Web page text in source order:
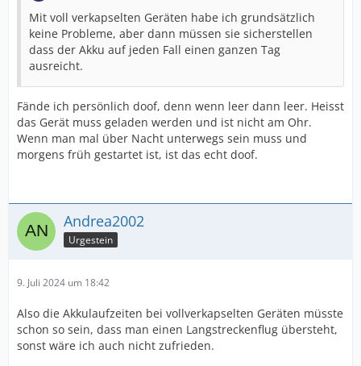
Mit voll verkapselten Geräten habe ich grundsätzlich
keine Probleme, aber dann müssen sie sicherstellen
dass der Akku auf jeden Fall einen ganzen Tag
ausreicht.
Fände ich persönlich doof, denn wenn leer dann leer. Heisst
das Gerät muss geladen werden und ist nicht am Ohr.
Wenn man mal über Nacht unterwegs sein muss und
morgens früh gestartet ist, ist das echt doof.
Andrea2002
Urgestein
9. Juli 2024 um 18:42
Also die Akkulaufzeiten bei vollverkapselten Geräten müsste
schon so sein, dass man einen Langstreckenflug übersteht,
sonst wäre ich auch nicht zufrieden.